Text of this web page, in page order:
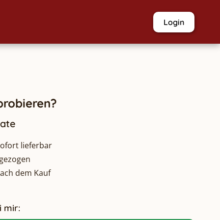
Login
lieferbar
dem Kauf
mir: